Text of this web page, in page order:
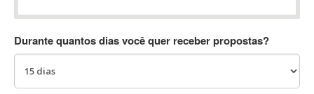
ACID Pro
ACPI
Durante quantos dias você quer receber propostas?